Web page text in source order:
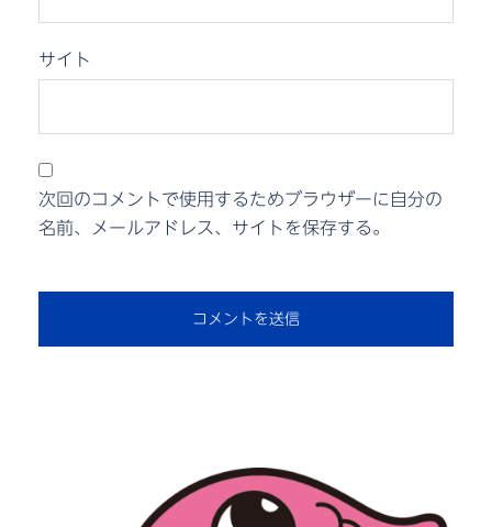
サイト
次回のコメントで使用するためブラウザーに自分の
名前、メールアドレス、サイトを保存する。